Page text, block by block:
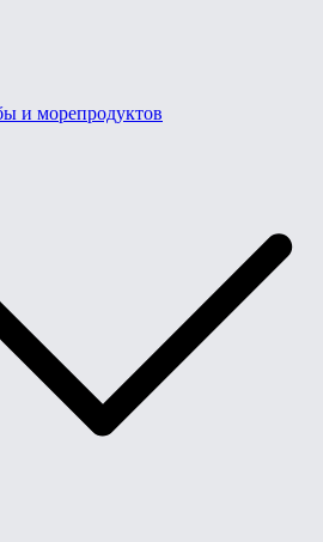
и морепродуктов